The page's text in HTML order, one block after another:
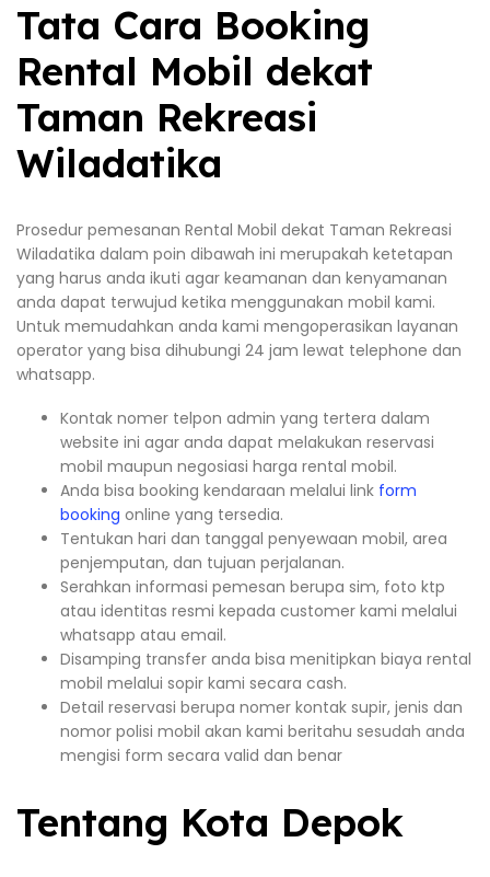
Tata Cara Booking
Rental Mobil dekat
Taman Rekreasi
Wiladatika
Prosedur pemesanan Rental Mobil dekat Taman Rekreasi
Wiladatika dalam poin dibawah ini merupakah ketetapan
yang harus anda ikuti agar keamanan dan kenyamanan
anda dapat terwujud ketika menggunakan mobil kami.
Untuk memudahkan anda kami mengoperasikan layanan
operator yang bisa dihubungi 24 jam lewat telephone dan
whatsapp.
Kontak nomer telpon admin yang tertera dalam
website ini agar anda dapat melakukan reservasi
mobil maupun negosiasi harga rental mobil.
Anda bisa booking kendaraan melalui link form
booking online yang tersedia.
Tentukan hari dan tanggal penyewaan mobil, area
penjemputan, dan tujuan perjalanan.
Serahkan informasi pemesan berupa sim, foto ktp
atau identitas resmi kepada customer kami melalui
whatsapp atau email.
Disamping transfer anda bisa menitipkan biaya rental
mobil melalui sopir kami secara cash.
Detail reservasi berupa nomer kontak supir, jenis dan
nomor polisi mobil akan kami beritahu sesudah anda
mengisi form secara valid dan benar
Tentang Kota Depok